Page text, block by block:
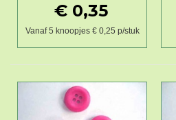
€ 0,35
Vanaf 5 knoopjes € 0,25 p/stuk